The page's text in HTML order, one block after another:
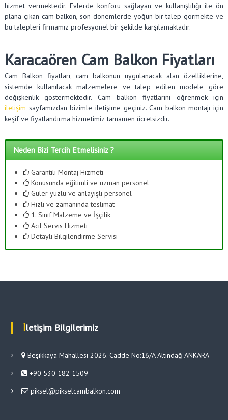
hizmet vermektedir. Evlerde konforu sağlayan ve kullanışlılığı ile ön
plana çıkan cam balkon, son dönemlerde yoğun bir talep görmekte ve
bu talepleri firmamız profesyonel bir şekilde karşılamaktadır.
Karacaören Cam Balkon Fiyatları
Cam Balkon fiyatları, cam balkonun uygulanacak alan özelliklerine,
sistemde kullanılacak malzemelere ve talep edilen modele göre
değişkenlik göstermektedir. Cam balkon fiyatlarını öğrenmek için
iletişim sayfamızdan bizimle iletişime geçiniz. Cam balkon montajı için
keşif ve fiyatlandırma hizmetimiz tamamen ücretsizdir.
Neden Bizi Tercih Etmelisiniz ?
Garantili Montaj Hizmeti
Konusunda eğitimli ve uzman personel
Güler yüzlü ve anlayışlı personel
Hızlı ve zamanında teslimat
1. Sınıf Malzeme ve İşçilik
Acil Servis Hizmeti
Detaylı Bilgilendirme Servisi
İletişim Bilgilerimiz
Beşikkaya Mahallesi 2026. Cadde No:16/A Altındağ ANKARA
+90 530 182 1509
piksel@pikselcambalkon.com